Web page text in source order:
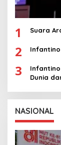
1 Suara
2 Infantino
3
Infantino
Dunia
NASIONAL